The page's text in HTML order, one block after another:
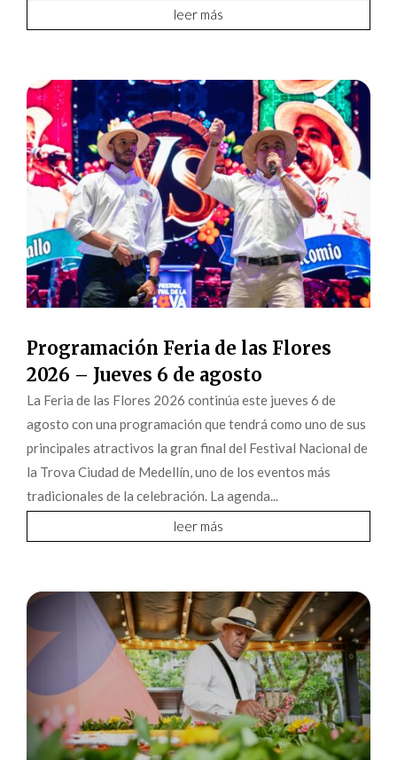
leer más
Programación Feria de las Flores
2026 – Jueves 6 de agosto
La Feria de las Flores 2026 continúa este jueves 6 de
agosto con una programación que tendrá como uno de sus
principales atractivos la gran final del Festival Nacional de
la Trova Ciudad de Medellín, uno de los eventos más
tradicionales de la celebración. La agenda...
leer más